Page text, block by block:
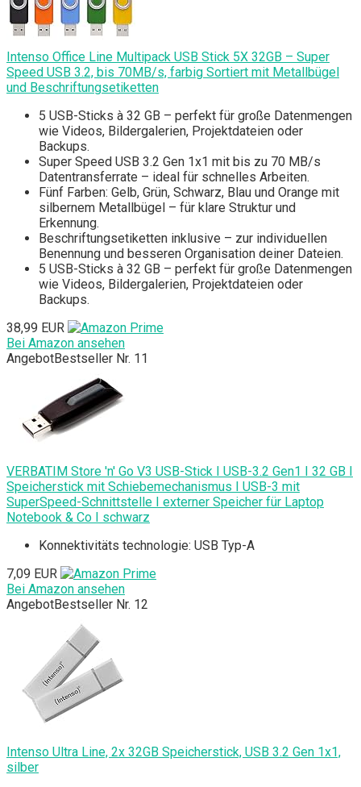
Intenso Office Line Multipack USB Stick 5X 32GB – Super
Speed USB 3.2, bis 70MB/s, farbig Sortiert mit Metallbügel
und Beschriftungsetiketten
5 USB-Sticks à 32 GB – perfekt für große Datenmengen
wie Videos, Bildergalerien, Projektdateien oder
Backups.
Super Speed USB 3.2 Gen 1x1 mit bis zu 70 MB/s
Datentransferrate – ideal für schnelles Arbeiten.
Fünf Farben: Gelb, Grün, Schwarz, Blau und Orange mit
silbernem Metallbügel – für klare Struktur und
Erkennung.
Beschriftungsetiketten inklusive – zur individuellen
Benennung und besseren Organisation deiner Dateien.
5 USB-Sticks à 32 GB – perfekt für große Datenmengen
wie Videos, Bildergalerien, Projektdateien oder
Backups.
38,99 EUR
Bei Amazon ansehen
AngebotBestseller Nr. 11
VERBATIM Store 'n' Go V3 USB-Stick I USB-3.2 Gen1 I 32 GB I
Speicherstick mit Schiebemechanismus I USB-3 mit
SuperSpeed-Schnittstelle I externer Speicher für Laptop
Notebook & Co I schwarz
Konnektivitäts technologie: USB Typ-A
7,09 EUR
Bei Amazon ansehen
AngebotBestseller Nr. 12
Intenso Ultra Line, 2x 32GB Speicherstick, USB 3.2 Gen 1x1,
silber